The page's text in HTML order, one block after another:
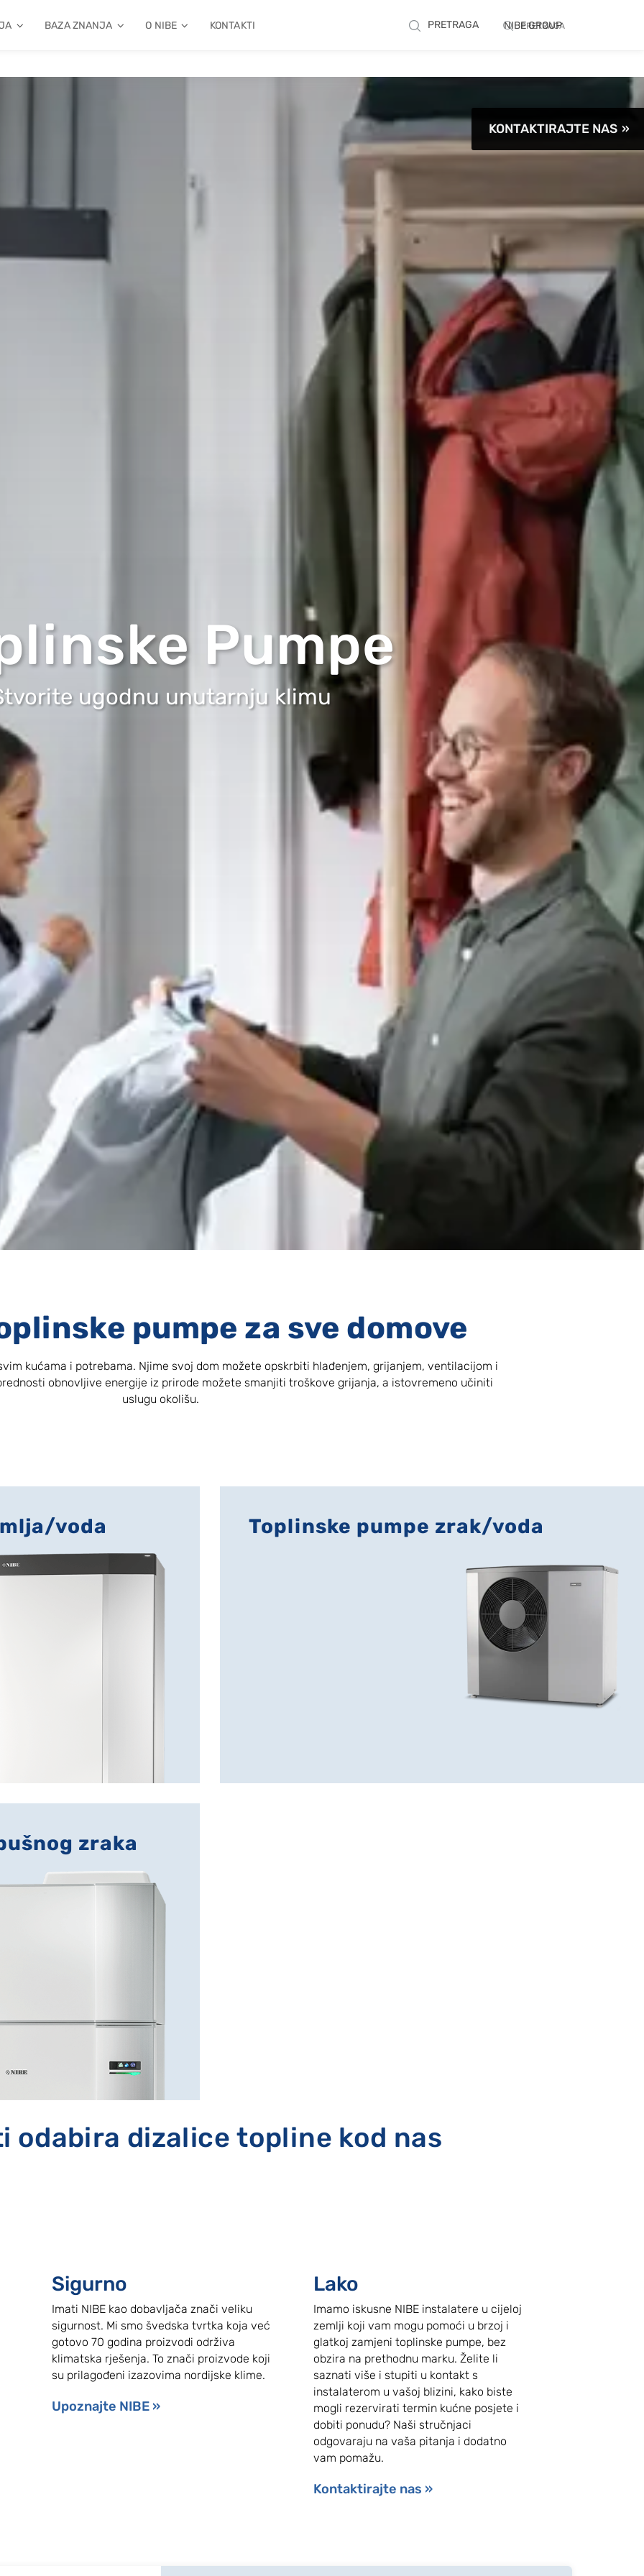
BAZA ZNANJA O NIBE KONTAKTI PRETRAGA NIBE GROUP
PRETRAGA
KONTAKTIRAJTE NAS
Pumpe
ugodnu unutarnju klimu
pumpe za sve domove
kućama i potrebama. Njime svoj dom možete opskrbiti hlađenjem, grijanjem, ventilacijom i
obnovljive energije iz prirode možete smanjiti troškove grijanja, a istovremeno učiniti
uslugu okolišu.
voda Toplinske pumpe zrak/voda
zraka
odabira dizalice topline kod nas
Sigurno
Imati NIBE kao dobavljača znači veliku
sigurnost. Mi smo švedska tvrtka koja već
gotovo 70 godina proizvodi održiva
klimatska rješenja. To znači proizvode koji
su prilagođeni izazovima nordijske klime.
Upoznajte NIBE »
Lako
Imamo iskusne NIBE instalatere u cijeloj
zemlji koji vam mogu pomoći u brzoj i
glatkoj zamjeni toplinske pumpe, bez
obzira na prethodnu marku. Želite li
saznati više i stupiti u kontakt s
instalaterom u vašoj blizini, kako biste
mogli rezervirati termin kućne posjete i
dobiti ponudu? Naši stručnjaci
odgovaraju na vaša pitanja i dodatno
vam pomažu.
Kontaktirajte nas »